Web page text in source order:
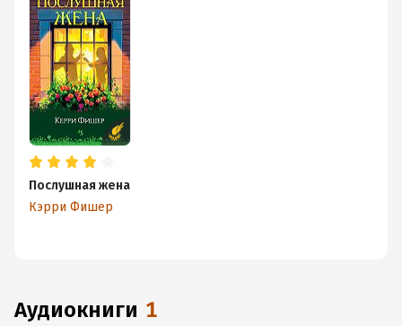
Послушная жена
Кэрри Фишер
аудиокниги 1